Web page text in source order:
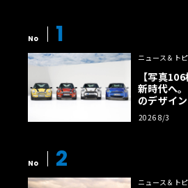
No 1
ニュース＆ト
【写真
新時代へ
のデザイ
2026 8/3
No 2
ニュース＆ト